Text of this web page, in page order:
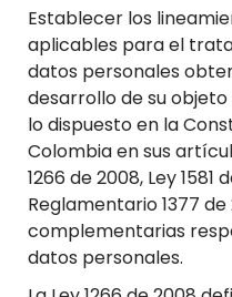
Establecer los
aplicables para el
datos personales
desarrollo de su
lo dispuesto en la
Colombia en sus
1266 de 2008, Ley 1581
Reglamentario 1377
complementarias
datos personales.